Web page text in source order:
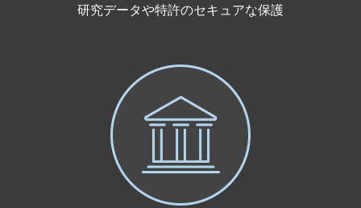
研究データや特許のセキュアな保護